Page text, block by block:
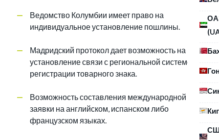
Ведомство Колумбии имеет право на
индивидуальное установление пошлины.
Мадридский протокол дает возможность на
установление связи с региональной системой
регистрации товарного знака.
Возможность составления международной
заявки на английском, испанском либо
французском языках.